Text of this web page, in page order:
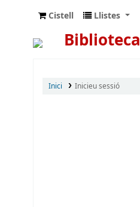
Cistell Llistes
Biblioteca
Inici Inicieu sessió